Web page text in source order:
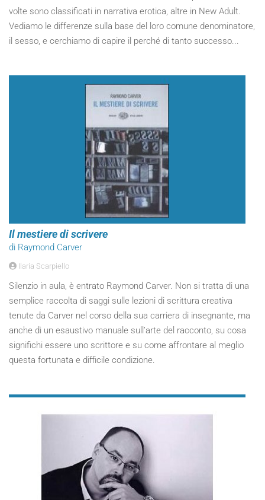
volte sono classificati in narrativa erotica, altre in New Adult.
Vediamo le differenze sulla base del loro comune denominatore,
il sesso, e cerchiamo di capire il perché di tanto successo...
Il mestiere di scrivere
di Raymond Carver
Ilaria Scarpiello
Silenzio in aula, è entrato Raymond Carver. Non si tratta di una
semplice raccolta di saggi sulle lezioni di scrittura creativa
tenute da Carver nel corso della sua carriera di insegnante, ma
anche di un esaustivo manuale sull’arte del racconto, su cosa
significhi essere uno scrittore e su come affrontare al meglio
questa fortunata e difficile condizione.